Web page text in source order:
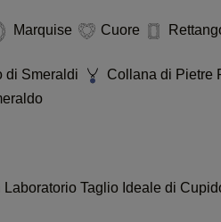
Marquise Cuore
di Smeraldi
Collana di Pietre
Laboratorio Taglio Ideale di